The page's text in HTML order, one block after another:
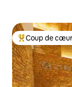
Coups de cœur
Coup de